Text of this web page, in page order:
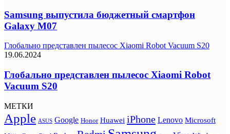
Samsung выпустила бюджетный смартфон
Galaxy M07
Глобально представлен пылесос Xiaomi Robot Vacuum S20
19.06.2024
Глобально представлен пылесос Xiaomi Robot
Vacuum S20
МЕТКИ
Apple ASUS Google Honor Huawei iPhone Lenovo Microsoft